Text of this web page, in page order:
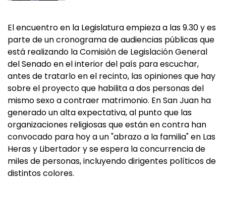
El encuentro en la Legislatura empieza a las 9.30 y es
parte de un cronograma de audiencias públicas que
está realizando la Comisión de Legislación General
del Senado en el interior del país para escuchar,
antes de tratarlo en el recinto, las opiniones que hay
sobre el proyecto que habilita a dos personas del
mismo sexo a contraer matrimonio. En San Juan ha
generado un alta expectativa, al punto que las
organizaciones religiosas que están en contra han
convocado para hoy a un "abrazo a la familia" en Las
Heras y Libertador y se espera la concurrencia de
miles de personas, incluyendo dirigentes políticos de
distintos colores.